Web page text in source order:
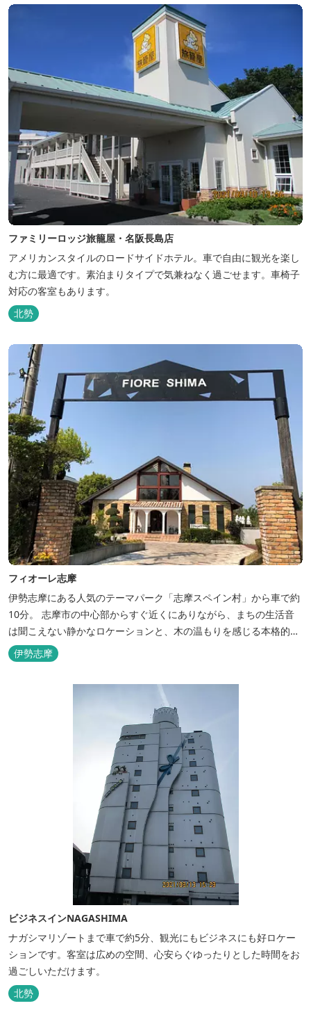
ファミリーロッジ旅籠屋・名阪長島店
アメリカンスタイルのロードサイドホテル。車で自由に観光を楽し
む方に最適です。素泊まりタイプで気兼ねなく過ごせます。車椅子
対応の客室もあります。
北勢
フィオーレ志摩
伊勢志摩にある人気のテーマパーク「志摩スペイン村」から車で約
10分。 志摩市の中心部からすぐ近くにありながら、まちの生活音
は聞こえない静かなロケーションと、木の温もりを感じる本格的な
コテージは、非日常の時間を過ごすにはぴったり。ペットと一緒に
泊まれる宿泊棟もあり、「週末、ペットとゆっくり過ごしたい」と
いう利用客も多いです。
伊勢志摩
ビジネスインNAGASHIMA
ナガシマリゾートまで車で約5分、観光にもビジネスにも好ロケー
ションです。客室は広めの空間、心安らぐゆったりとした時間をお
過ごしいただけます。
北勢